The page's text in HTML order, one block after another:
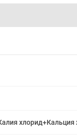
хлорид+Кальция